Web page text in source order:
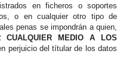
en ficheros o soportes
o en cualquier otro tipo de
penas se impondrán a quien,
CUALQUIER MEDIO A LOS
perjuicio del títular de los datos